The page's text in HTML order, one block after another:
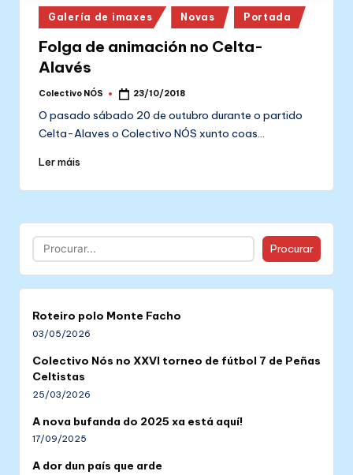
Posted
in
Galería de imaxes Novas Portada
Folga de animación no Celta-
Alavés
Posted
Colectivo NÓS 23/10/2018
O pasado sábado 20 de outubro durante o partido
Celta-Alaves o Colectivo NÓS xunto coas…
Ler máis
Buscar Procurar
Roteiro polo Monte Facho
03/05/2026
Colectivo Nós no XXVI torneo de fútbol 7 de Peñas
Celtistas
25/03/2026
A nova bufanda do 2025 xa está aquí!
17/09/2025
A dor dun país que arde